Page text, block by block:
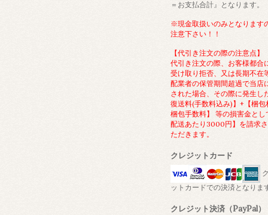
＝お支払合計』となります。
※現金取扱いのみとなります
注意下さい！！
【代引き注文の際の注意点】
代引き注文の際、お客様都合
受け取り拒否、又は長期不在
配業者の保管期間超過で当店
された場合、その際に発生し
復送料(手数料込み)】+【梱包
梱包手数料】 等の損害金とし
配送あたり3000円】を請求
ただきます。
クレジットカード
ットカードでの決済となりま
クレジット決済（PayPal）